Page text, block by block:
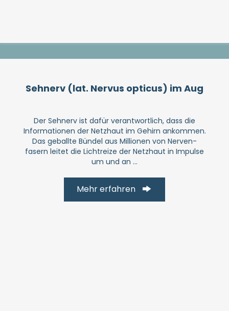
Sehnerv (lat. Nervus opticus) im Aug
Der Sehnerv ist dafür ver­ant­wort­lich, dass die
Infor­mationen der Netzhaut im Gehirn ankommen.
Das geballte Bündel aus Millionen von Nerven­
fasern leitet die Licht­reize der Netzhaut in Impulse
um und an ...
Mehr erfahren